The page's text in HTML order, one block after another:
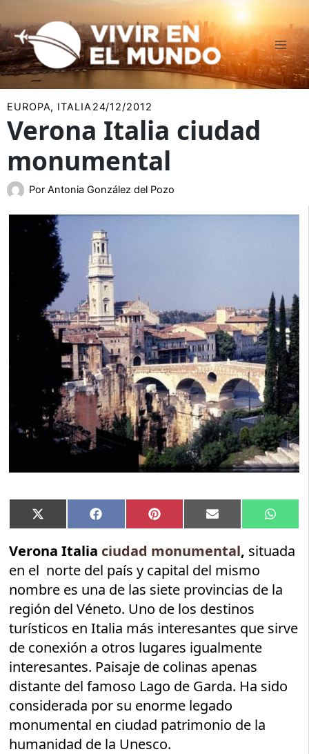
al
contenido
EUROPA, ITALIA24/12/2012
Verona Italia ciudad
monumental
Por Antonia González del Pozo
Compartir
en
X
(Twitter)
Compartir
en
Facebook Compartir
en
Pinterest Compartir
en
Email
en
Verona Italia ciudad monumental, situada
en el norte del país y capital del mismo
nombre es una de las siete provincias de la
región del Véneto. Uno de los destinos
turísticos en Italia más interesantes que sirve
de conexión a otros lugares igualmente
interesantes. Paisaje de colinas apenas
distante del famoso Lago de Garda. Ha sido
considerada por su enorme legado
monumental en ciudad patrimonio de la
humanidad de la Unesco.